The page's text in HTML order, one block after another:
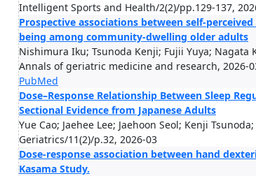
Intelligent Sports and Health/2(2)/pp.129-137,
Prospective associations between self-
being among community-dwelling older adults
Nishimura Iku; Tsunoda Kenji; Fujii Yuya; Nagata
Annals of geriatric medicine and research, 2026-
PubMed
Dose–Response Relationship Between Sleep
Sectional Evidence from Japanese Adults
Yue Cao; Jaehee Lee; Jaehoon Seol; Kenji Tsunoda;
Geriatrics/11(2)/p.32, 2026-03
Dose-response association between hand
Kasama Study.